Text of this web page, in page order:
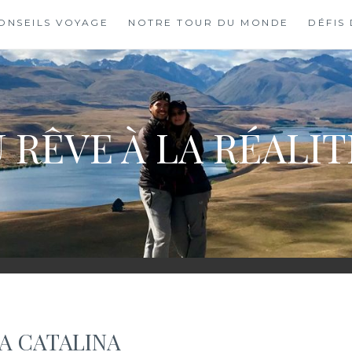
VOYAGE NOTRE TOUR DU MONDE DÉFIS
RÊVE À LA
CATALINA